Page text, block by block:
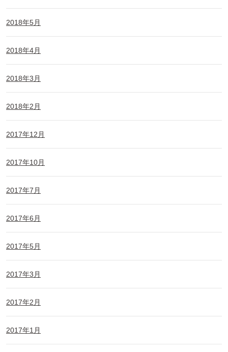
2018年5月
2018年4月
2018年3月
2018年2月
2017年12月
2017年10月
2017年7月
2017年6月
2017年5月
2017年3月
2017年2月
2017年1月